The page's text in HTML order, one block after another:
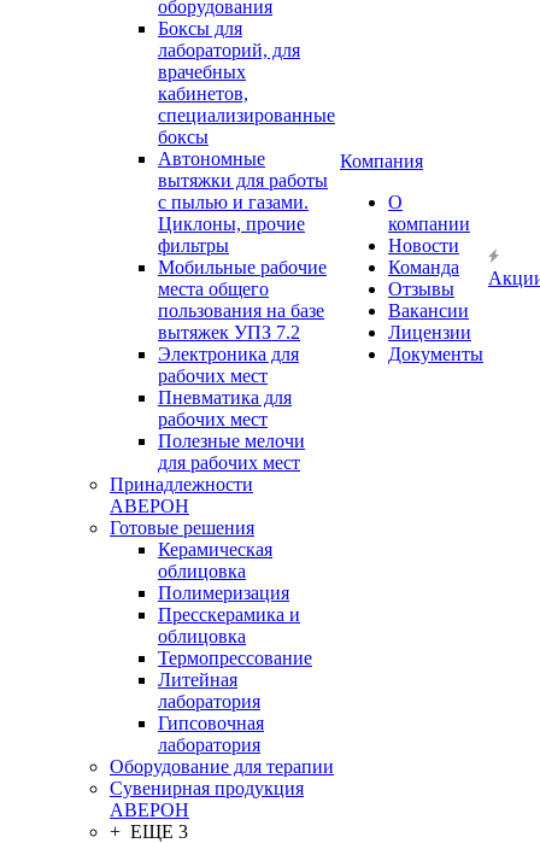
оборудования
Боксы для
лабораторий, для
врачебных
кабинетов,
специализированные
боксы
Автономные
вытяжки для работы
с пылью и газами.
Циклоны, прочие
фильтры
Мобильные рабочие
места общего
пользования на базе
вытяжек УПЗ 7.2
Электроника для
рабочих мест
Пневматика для
рабочих мест
Полезные мелочи
для рабочих мест
Принадлежности
АВЕРОН
Готовые решения
Керамическая
облицовка
Полимеризация
Пресскерамика и
облицовка
Термопрессование
Литейная
лаборатория
Гипсовочная
лаборатория
Оборудование для терапии
Сувенирная продукция
АВЕРОН
+ ЕЩЕ 3
Компания
О
компании
Новости
Команда
Отзывы
Вакансии
Лицензии
Документы